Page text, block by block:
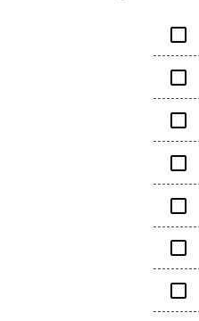
check_box_outline_blank
check_box_outline_blank
check_box_outline_blank
check_box_outline_blank
check_box_outline_blank
check_box_outline_blank
check_box_outline_blank